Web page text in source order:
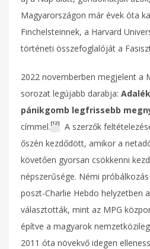
Magyarországon már évek óta
Finchelsteinnek, a Harvard
történeti összefoglalóját a
2022 novemberben megjelent a
sorozat legújabb darabja:
pánikgomb legfrissebb
címmel. [12]
A szerzők
őszén kezdődött, amikor a
követően gyorsan csökkenni
népszerűsége. Némi
poszt-Charlie Hebdo helyzetben
választották, mint az MPG
építve a magyarok
2011 óta növekvő idegen